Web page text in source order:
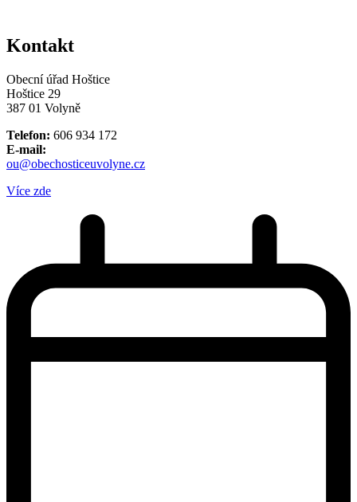
Kontakt
Obecní úřad Hoštice
Hoštice 29
387 01 Volyně
Telefon: 606 934 172
E-mail:
ou@obechosticeuvolyne.cz
Více zde